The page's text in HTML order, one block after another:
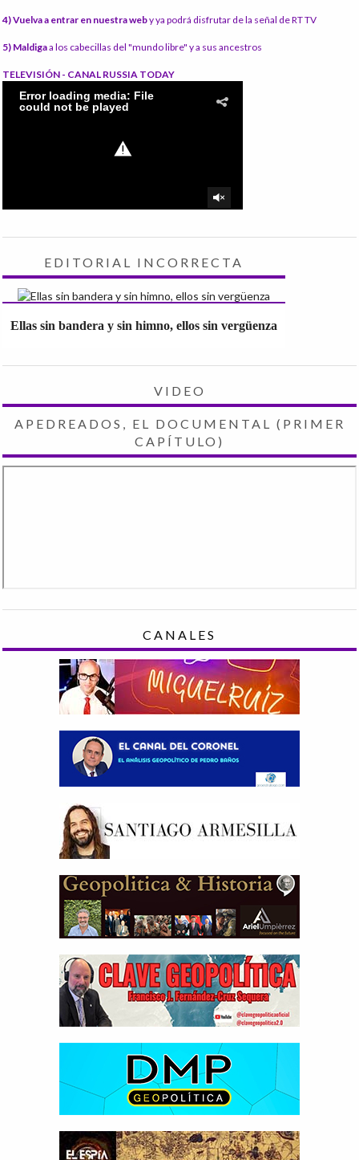
4) Vuelva a entrar en nuestra weby ya podrá disfrutar de la señal de RT TV
5) Maldigaa los cabecillas del "mundo libre" y a sus ancestros
TELEVISIÓN - CANAL RUSSIA TODAY
EDITORIAL INCORRECTA
Ellas sin bandera y sin himno, ellos sin vergüenza
VIDEO
APEDREADOS, EL DOCUMENTAL (PRIMER
CAPÍTULO)
CANALES